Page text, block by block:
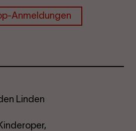
Anmeldungen
Linden